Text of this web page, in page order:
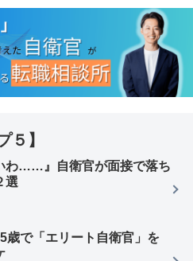
５】
わ……』自衛官が面接で落ち
選
歳で「エリート自衛官」を